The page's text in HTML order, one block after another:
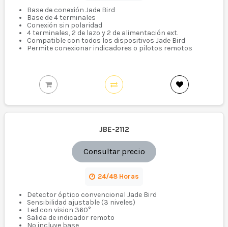
Base de conexión Jade Bird
Base de 4 terminales
Conexión sin polaridad
4 terminales, 2 de lazo y 2 de alimentación ext.
Compatible con todos los dispositivos Jade Bird
Permite conexionar indicadores o pilotos remotos
JBE-2112
Consultar precio
24/48 Horas
Detector óptico convencional Jade Bird
Sensibilidad ajustable (3 niveles)
Led con vision 360°
Salida de indicador remoto
No incluye base